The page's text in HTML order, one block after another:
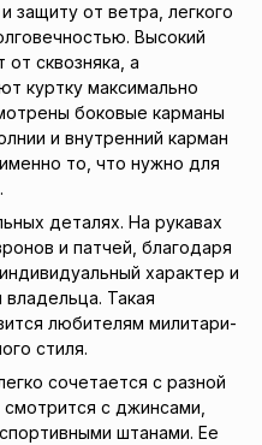
защиту от ветра, легкого
Высокий
сквозняка, а
куртку максимально
боковые карманы
и внутренний карман
то, что нужно для
деталях. На рукавах
и патчей, благодаря
характер и
Такая
любителям милитари-
стиля.
сочетается с разной
с джинсами,
штанами. Ее